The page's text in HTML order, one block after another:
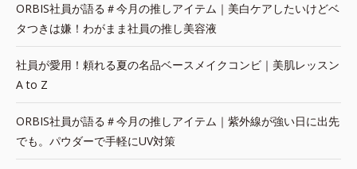
ORBIS社員が語る＃今月の推しアイテム｜美白ケアしたいけどベ
タつきは嫌！わがまま社員の推し美容液
社員が愛用！頼れる夏の名品ベースメイクコンビ｜美肌レッスン
A to Z
ORBIS社員が語る＃今月の推しアイテム｜紫外線が強い日に出先
でも。パウダーで手軽にUV対策